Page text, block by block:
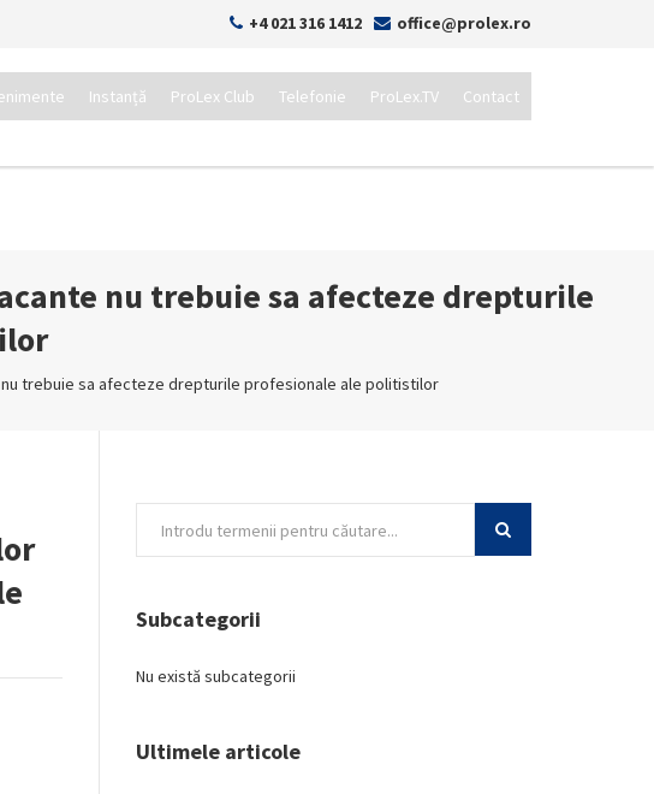
+4 021 316 1412 office@prolex.ro
Instanță ProLex Club Telefonie ProLex.TV Contact
nu trebuie sa afecteze drepturile
trebuie sa afecteze drepturile profesionale ale politistilor
Subcategorii
Nu există subcategorii
Ultimele articole